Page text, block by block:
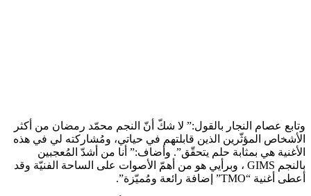
وتابع عصام النجار بالقول:” لا شكّ أنّ النجم محمّد رمضان من أكثر
الأشخاص المؤثّرين الذين قابلتهم في حياتي، ومُشاركته لي في هذه
الأغنية هي بمثابة حلم يتحقّق”. وأضاف:” أنا من أشدّ المُعجبين
بالنجم GIMS ، وبرأيي هو من أهمّ الأصوات على الساحة الفنيّة وقد
أعطى أغنية “TMO” إضافة رائعة ومُميّزة”.